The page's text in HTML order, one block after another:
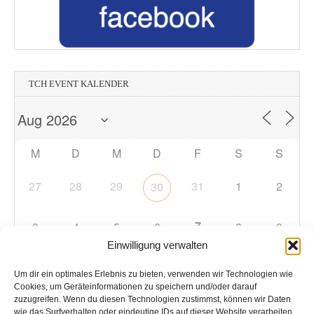
Einwilligung verwalten
Um dir ein optimales Erlebnis zu bieten, verwenden wir Technologien wie
Cookies, um Geräteinformationen zu speichern und/oder darauf
zuzugreifen. Wenn du diesen Technologien zustimmst, können wir Daten
wie das Surfverhalten oder eindeutige IDs auf dieser Website verarbeiten.
TCH EVENT KALENDER
M D M D F S S
27 28 29 30 31 1 2
3 4 5 6 7 8 9
10 11 12 13 14 15
17 18 19 20 21 22 23